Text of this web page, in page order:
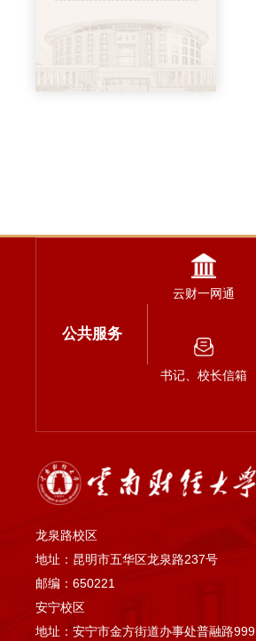
公共服务
云财一网通
书记、校长信箱
龙泉路校区
地址：昆明市五华区龙泉路237号
邮编：650221
安宁校区
地址：安宁市金方街道办事处普融路999